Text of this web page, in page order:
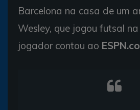
Barcelona na casa de um
Wesley, que jogou futsal
jogador contou ao